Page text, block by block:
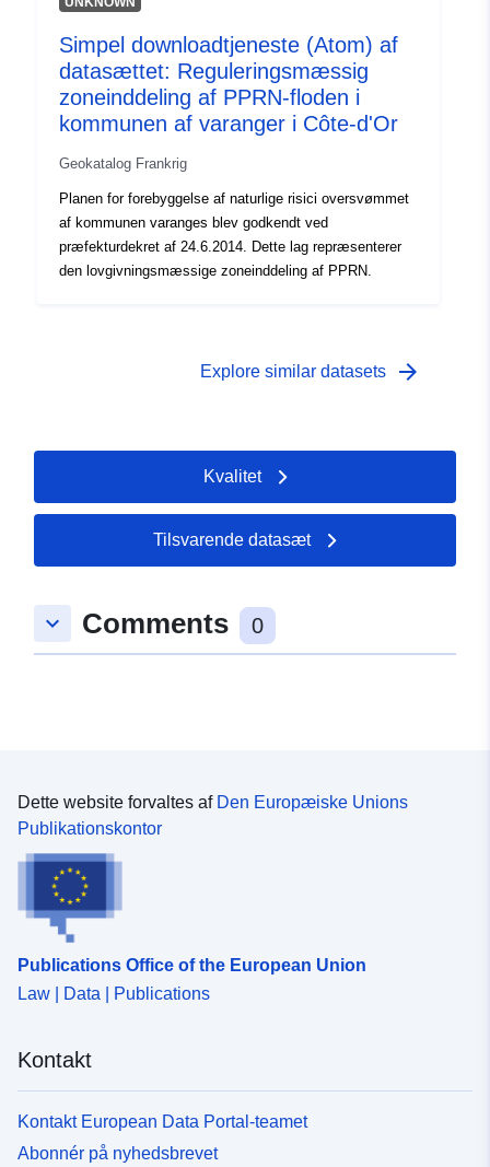
Simpel downloadtjeneste (Atom) af
datasættet: Reguleringsmæssig
zoneinddeling af PPRN-floden i
kommunen af varanger i Côte-d'Or
Geokatalog Frankrig
Planen for forebyggelse af naturlige risici oversvømmet
af kommunen varanges blev godkendt ved
præfekturdekret af 24.6.2014. Dette lag repræsenterer
den lovgivningsmæssige zoneinddeling af PPRN.
Explore similar datasets arrow_forward
Kvalitet
Tilsvarende datasæt
keyboard_arrow_down Comments 0
Dette website forvaltes af Den Europæiske Unions
Publikationskontor
Publications Office of the European Union
Law | Data | Publications
Kontakt
Kontakt European Data Portal-teamet
Abonnér på nyhedsbrevet